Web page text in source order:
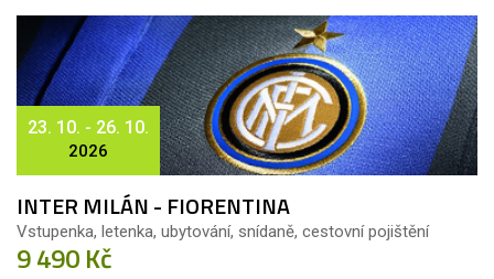
23. 10. - 26. 10.
2026
INTER MILÁN - FIORENTINA
Vstupenka, letenka, ubytování, snídaně, cestovní pojištění
9 490 Kč